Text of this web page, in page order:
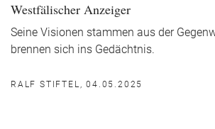
Westfälischer Anzeiger
Seine Visionen stammen aus der
brennen sich ins Gedächtnis.
RALF STIFTEL, 04.05.2025